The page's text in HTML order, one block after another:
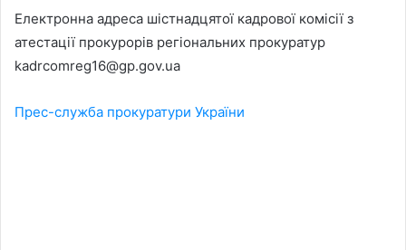
Електронна адреса шістнадцятої кадрової комісії з
атестації прокурорів регіональних прокуратур
kadrcomreg16@gp.gov.ua
Прес-служба прокуратури України